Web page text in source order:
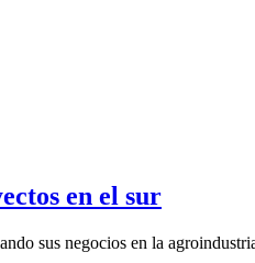
en el sur
sus negocios en la